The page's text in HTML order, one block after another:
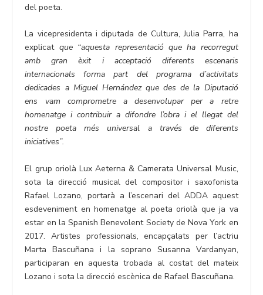
del poeta.
La vicepresidenta i diputada de Cultura, Julia Parra, ha
explicat que “aquesta representació que ha recorregut
amb gran èxit i acceptació diferents escenaris
internacionals forma part del programa d’activitats
dedicades a Miguel Hernández que des de la Diputació
ens vam comprometre a desenvolupar per a retre
homenatge i contribuir a difondre l’obra i el llegat del
nostre poeta més universal a través de diferents
iniciatives”.
El grup oriolà Lux Aeterna & Camerata Universal Music,
sota la direcció musical del compositor i saxofonista
Rafael Lozano, portarà a l’escenari del ADDA aquest
esdeveniment en homenatge al poeta oriolà que ja va
estar en la Spanish Benevolent Society de Nova York en
2017. Artistes professionals, encapçalats per l’actriu
Marta Bascuñana i la soprano Susanna Vardanyan,
participaran en aquesta trobada al costat del mateix
Lozano i sota la direcció escènica de Rafael Bascuñana.